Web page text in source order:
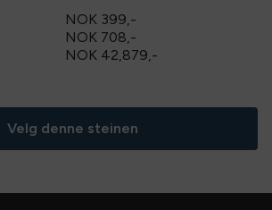
i gull, minneord, gravert og
vaser, bedramme og bedplate.
du ev. bedramme, bedplate, dekor
NOK 399 ,-
NOK 708,-
NOK 42,879 ,-
Velg denne steinen